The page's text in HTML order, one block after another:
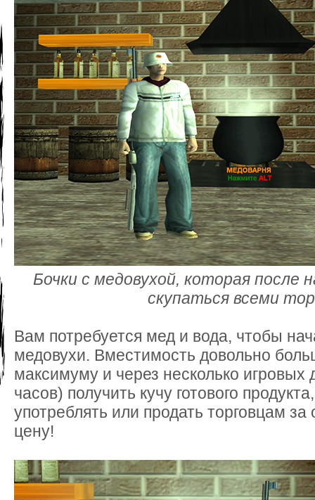
Бочки с медовухой, которая после
скупаться всеми
Вам потребуется мед и вода, чтобы
медовухи. Вместимость довольно
максимуму и через несколько игровых
часов) получить кучу готового
употреблять или продать торговцам
цену!